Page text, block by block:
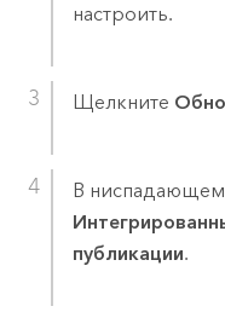
настроить.
Щелкните
В
публикации.